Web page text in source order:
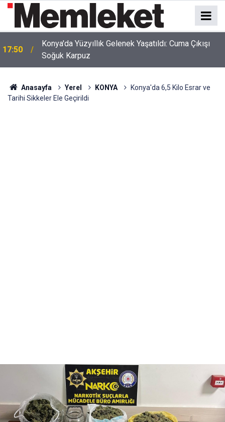
17:50
Konya'da Yüzyıllık Gelenek Yaşatıldı: Cuma Çıkışı
Soğuk Karpuz
Anasayfa Yerel KONYA
Konya'da 6,5 Kilo Esrar ve
Tarihi Sikkeler Ele Geçirildi